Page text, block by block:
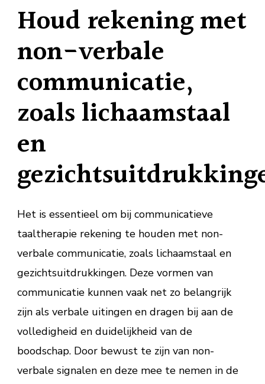
Houd rekening met
non-verbale
communicatie,
zoals lichaamstaal
en
Het is essentieel om bij communicatieve
taaltherapie rekening te houden met non-
verbale communicatie, zoals lichaamstaal en
gezichtsuitdrukkingen. Deze vormen van
communicatie kunnen vaak net zo belangrijk
zijn als verbale uitingen en dragen bij aan de
volledigheid en duidelijkheid van de
boodschap. Door bewust te zijn van non-
verbale signalen en deze mee te nemen in de